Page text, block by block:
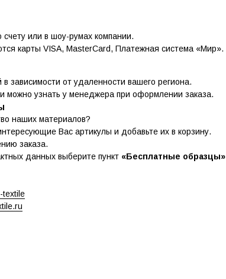
или в шоу-румах компании.
карты VISA, MasterCard, Платежная система «Мир».
зависимости от удаленности вашего региона.
можно узнать у менеджера при оформлении заказа.
наших материалов?
Вас артикулы и добавьте их в корзину.
заказа.
данных выберите пункт «Бесплатные образцы»
textile